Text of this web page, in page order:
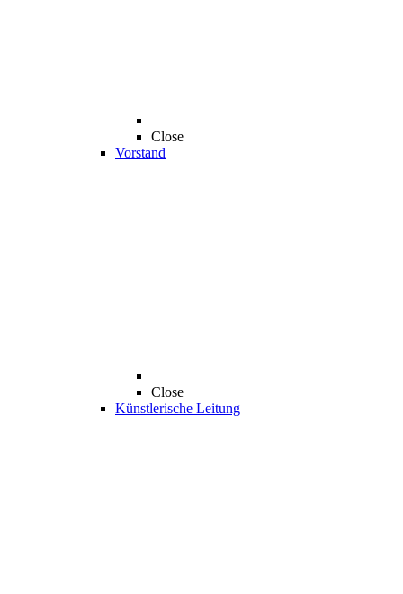
Close
Vorstand
Close
Künstlerische Leitung